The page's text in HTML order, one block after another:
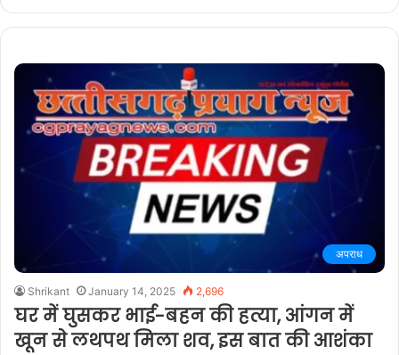
अपराध
Shrikant January 14, 2025 2,696
घर में घुसकर भाई-बहन की हत्या, आंगन में
खून से लथपथ मिला शव, इस बात की आशंका